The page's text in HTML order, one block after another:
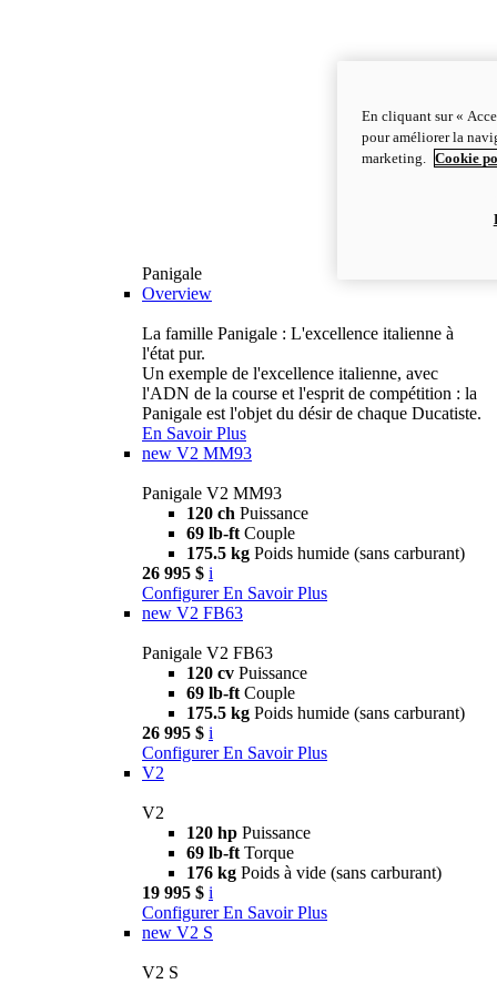
Panigale
Overview
La famille Panigale : L'excellence italienne à
l'état pur.
Un exemple de l'excellence italienne, avec
l'ADN de la course et l'esprit de compétition : la
Panigale est l'objet du désir de chaque Ducatiste.
En Savoir Plus
new V2 MM93
Panigale V2 MM93
120 ch Puissance
69 lb-ft Couple
175.5 kg Poids humide (sans carburant)
26 995 $ i
Configurer En Savoir Plus
new V2 FB63
Panigale V2 FB63
120 cv Puissance
69 lb-ft Couple
175.5 kg Poids humide (sans carburant)
26 995 $ i
Configurer En Savoir Plus
V2
V2
120 hp Puissance
69 lb-ft Torque
176 kg Poids à vide (sans carburant)
19 995 $ i
Configurer En Savoir Plus
new V2 S
V2 S
En cliquant sur «
pour améliorer la
marketing.
Cookie